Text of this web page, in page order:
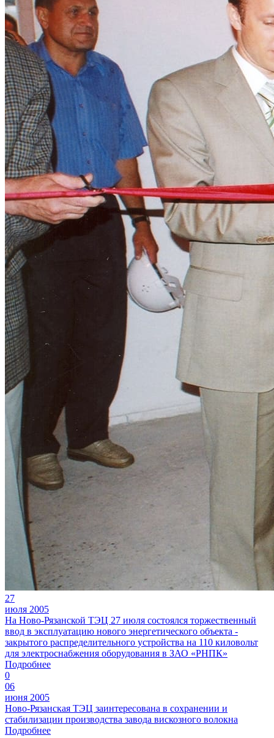
27
июля 2005
На Ново-Рязанской ТЭЦ 27 июля состоялся торжественный
ввод в эксплуатацию нового энергетического объекта -
закрытого распределительного устройства на 110 киловольт
для электроснабжения оборудования в ЗАО «РНПК»
Подробнее
0
06
июня 2005
Ново-Рязанская ТЭЦ заинтересована в сохранении и
стабилизации производства завода вискозного волокна
Подробнее